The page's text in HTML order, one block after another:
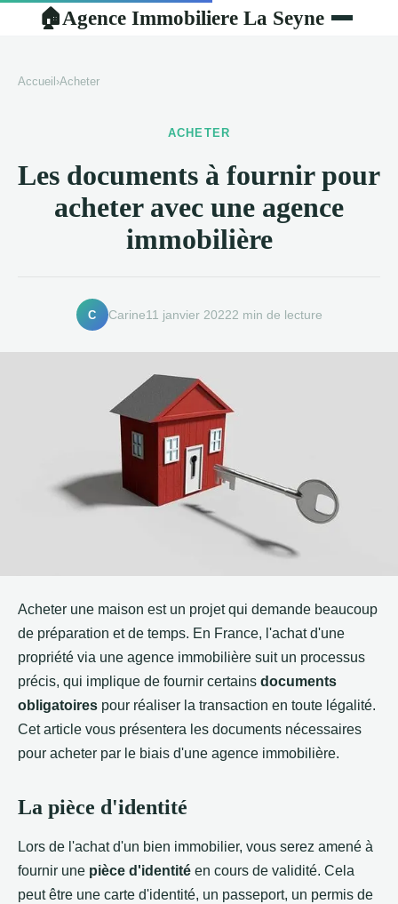
🏠Agence Immobiliere La Seyne
Accueil ›Acheter
ACHETER
Les documents à fournir pour
acheter avec une agence
immobilière
C Carine11 janvier 20222 min de lecture
Acheter une maison est un projet qui demande beaucoup
de préparation et de temps. En France, l'achat d'une
propriété via une agence immobilière suit un processus
précis, qui implique de fournir certains documents
obligatoires pour réaliser la transaction en toute légalité.
Cet article vous présentera les documents nécessaires
pour acheter par le biais d'une agence immobilière.
La pièce d'identité
Lors de l'achat d'un bien immobilier, vous serez amené à
fournir une pièce d'identité en cours de validité. Cela
peut être une carte d'identité, un passeport, un permis de